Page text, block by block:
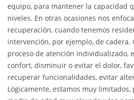
equipo, para mantener la capacidad
niveles. En otras ocasiones nos
recuperación, cuando tenemos
intervención, por ejemplo, de cadera.
proceso de atención individualizado,
confort, disminuir o evitar el dolor,
recuperar funcionalidades, evitar
Lógicamente, estamos muy